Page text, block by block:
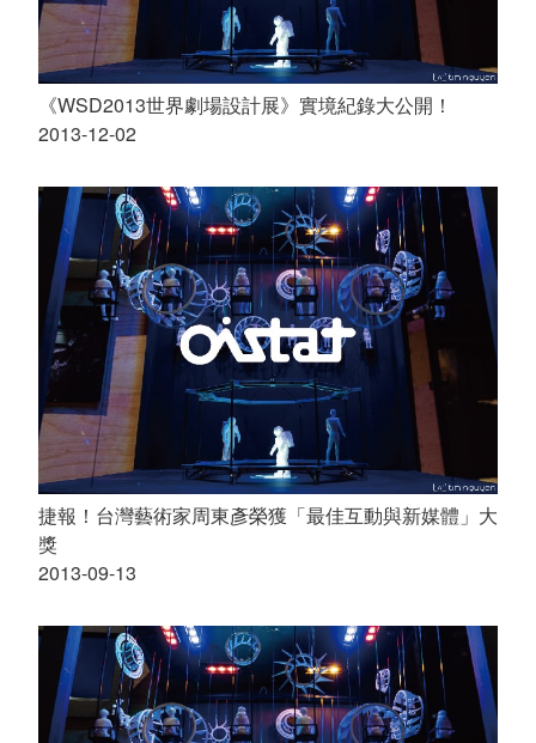
《WSD2013世界劇場設計展》實境紀錄大公開！
2013-12-02
捷報！台灣藝術家周東彥榮獲「最佳互動與新媒體」大
獎
2013-09-13